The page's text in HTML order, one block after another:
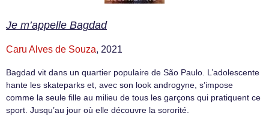
Je m’appelle Bagdad
Caru Alves de Souza, 2021
Bagdad vit dans un quartier populaire de São Paulo. L’adolescente
hante les skateparks et, avec son look androgyne, s’impose
comme la seule fille au milieu de tous les garçons qui pratiquent ce
sport. Jusqu’au jour où elle découvre la sororité.